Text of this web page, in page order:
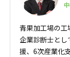
青果加工場の
企業診断士と
援、6次産業化支